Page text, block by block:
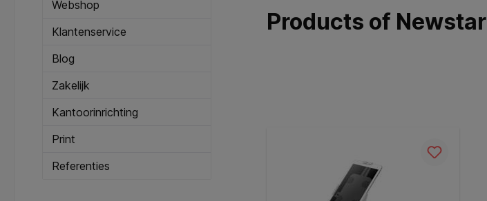
Webshop
Klantenservice
Blog
Zakelijk
Kantoorinrichting
Print
Referenties
Products of Newstar